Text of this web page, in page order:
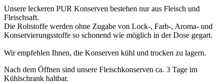
Unsere leckeren PUR Konserven bestehen nur aus Fleisch und
Fleischsaft.
Die Rohstoffe werden ohne Zugabe von Lock-, Farb-, Aroma- und
Konservierungsstoffe so schonend wie möglich in der Dose gegart.
Wir empfehlen Ihnen, die Konserven kühl und trocken zu lagern.
Nach dem Öffnen sind unsere Fleischkonserven ca. 3 Tage im
Kühlschrank haltbar.